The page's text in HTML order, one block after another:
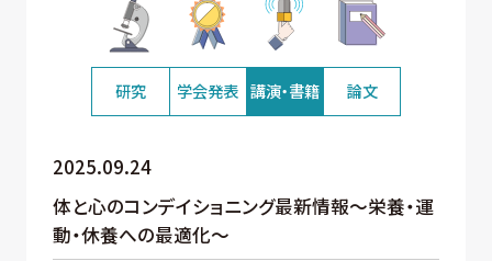
研究 学会発表 講演・書籍 論文
2025.09.24
体と心のコンデイショニング最新情報～栄養・運
動・休養への最適化～